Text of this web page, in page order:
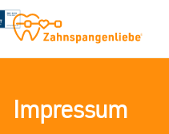
Zahnspangenliebe
Kieferorthopädie
Kassel
Impressum